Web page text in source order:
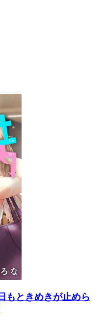
もときめきが止めら